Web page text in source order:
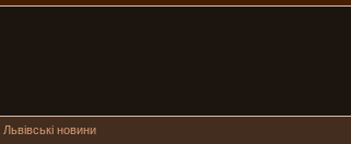
Львівські новини